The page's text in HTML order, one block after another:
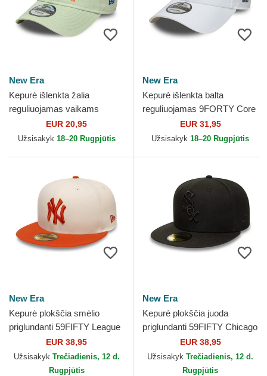
New Era
Kepurė išlenkta žalia
reguliuojamas vaikams
9FORTY Dino Icon New York
Yankees MLB New Era
EUR 20,95
Užsisakyk 18–20 Rugpjūtis
New Era
Kepurė išlenkta balta
reguliuojamas 9FORTY Core
Red Bull Racing Formula 1
New Era
EUR 31,95
Užsisakyk 18–20 Rugpjūtis
New Era
Kepurė plokščia smėlio
priglundanti 59FIFTY League
Essential New York Yankees
MLB New Era
EUR 38,95
Užsisakyk Trečiadienis, 12 d.
Rugpjūtis
New Era
Kepurė plokščia juoda
priglundanti 59FIFTY Chicago
White Sox MLB New Era
EUR 38,95
Užsisakyk Trečiadienis, 12 d.
Rugpjūtis